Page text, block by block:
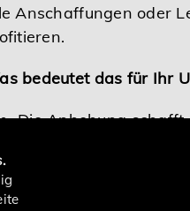
Anschaffungen oder
bedeutet das für Ihr
Die Anhebung schafft